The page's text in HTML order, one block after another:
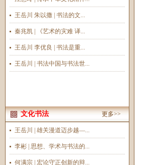
王岳川 朱以撒 | 书法的文...
秦兆凯 | 《艺术的灾难 译...
王岳川 李优良 | 书法是重...
王岳川 | 书法中国与书法世...
文化书法 更多>>
王岳川 | 雄关漫道迈步越—...
李彬 | 思想、学术与书法的...
何满宗 | 宏论守正创新的辩...